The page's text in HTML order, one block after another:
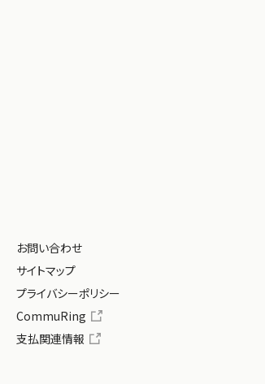
お問い合わせ
サイトマップ
プライバシーポリシー
CommuRing
支払関連情報